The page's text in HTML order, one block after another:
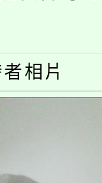
可洽有
科技中
入校路
專業人
相片